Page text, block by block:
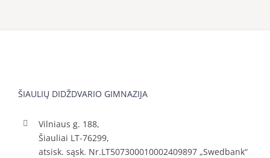
ŠIAULIŲ DIDŽDVARIO GIMNAZIJA
Vilniaus g. 188,
Šiauliai LT-76299,
atsisk. sąsk. Nr.LT507300010002409897 „Swedbank“